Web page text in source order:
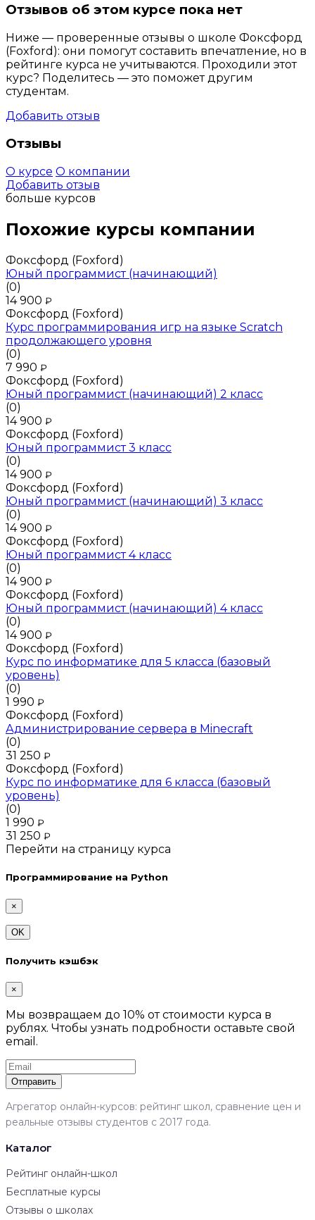
Отзывов об этом курсе пока нет
Ниже — проверенные отзывы о школе Фоксфорд
(Foxford): они помогут составить впечатление, но в
рейтинге курса не учитываются. Проходили этот
курс? Поделитесь — это поможет другим
студентам.
Добавить отзыв
Отзывы
О курсе О компании
Добавить отзыв
больше курсов
Похожие курсы компании
Фоксфорд (Foxford)
Юный программист (начинающий)
(0)
14 900 ₽
Фоксфорд (Foxford)
Курс программирования игр на языке Scratch
продолжающего уровня
(0)
7 990 ₽
Фоксфорд (Foxford)
Юный программист (начинающий) 2 класс
(0)
14 900 ₽
Фоксфорд (Foxford)
Юный программист 3 класс
(0)
14 900 ₽
Фоксфорд (Foxford)
Юный программист (начинающий) 3 класс
(0)
14 900 ₽
Фоксфорд (Foxford)
Юный программист 4 класс
(0)
14 900 ₽
Фоксфорд (Foxford)
Юный программист (начинающий) 4 класс
(0)
14 900 ₽
Фоксфорд (Foxford)
Курс по информатике для 5 класса (базовый
уровень)
(0)
1 990 ₽
Фоксфорд (Foxford)
Администрирование сервера в Minecraft
(0)
31 250 ₽
Фоксфорд (Foxford)
Курс по информатике для 6 класса (базовый
уровень)
(0)
1 990 ₽
31 250 ₽
Перейти на страницу курса
Программирование на Python
×
OK
Получить кэшбэк
×
Мы возвращаем до 10% от стоимости курса в
рублях. Чтобы узнать подробности оставьте свой
email.
Отправить
Агрегатор онлайн-курсов: рейтинг школ, сравнение цен и
реальные отзывы студентов с 2017 года.
Каталог
Рейтинг онлайн-школ
Бесплатные курсы
Отзывы о школах